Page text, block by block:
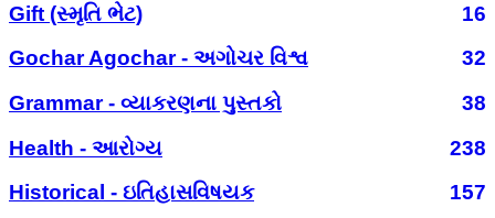
Gift (સ્મૃતિ ભેટ)
16
Gochar Agochar - અગોચર વિશ્વ
32
Grammar - વ્યાકરણના પુસ્તકો
38
Health - આરોગ્ય
238
Historical - ઇતિહાસવિષયક
157